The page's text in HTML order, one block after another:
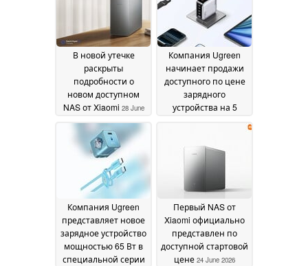
В новой утечке
раскрыты
подробности о
новом доступном
NAS от Xiaomi 28 June
2026
Компания Ugreen
начинает продажи
доступного по цене
зарядного
устройства на 5
дисплеем в новых
странах26 June 2026
Компания Ugreen
представляет новое
зарядное устройство
мощностью 65 Вт в
специальной серии
Первый NAS от
Xiaomi официально
представлен по
доступной стартовой
цене 24 June 2026